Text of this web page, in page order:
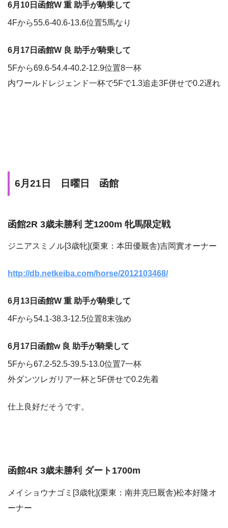
6月10日函館W 重 助手が騎乗して
4Fから55.6-40.6-13.6位置5馬なり
6月17日函館W 良 助手が騎乗して
5Fから69.6-54.4-40.2-12.9位置8一杯
内ワールドレジェンド一杯で5Fで1.3追走3F併せで0.2遅れ
6月21日 日曜日 函館
函館2R 3歳未勝利 芝1200m 牝馬限定戦
ジニアスミノル[3歳牝](栗東：本田優厩舎)吉岡實オーナー
http://db.netkeiba.com/horse/2012103468/
6月13日函館W 重 助手が騎乗して
4Fから54.1-38.3-12.5位置8末強め
6月17日函館w 良 助手が騎乗して
5Fから67.2-52.5-39.5-13.0位置7一杯
外ダンツレガリア一杯と5F併せで0.2先着
仕上良好だそうです。
函館4R 3歳未勝利 ダート1700m
メイショウナゴミ[3歳牝](栗東：南井克巳厩舎)松本好隆オ
ーナー